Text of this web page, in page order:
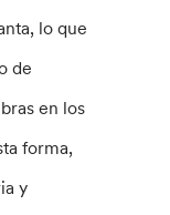
lo que
de
en los
forma,
y